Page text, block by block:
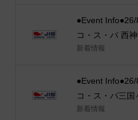
●Event
コ・ス・パ 西
新着情報
●Event
コ・ス・パ三国
新着情報